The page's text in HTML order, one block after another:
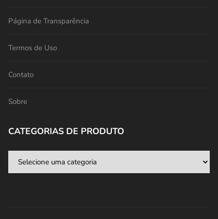
Página de Transparência
Termos de Uso
Contato
Sobre
CATEGORIAS DE PRODUTO